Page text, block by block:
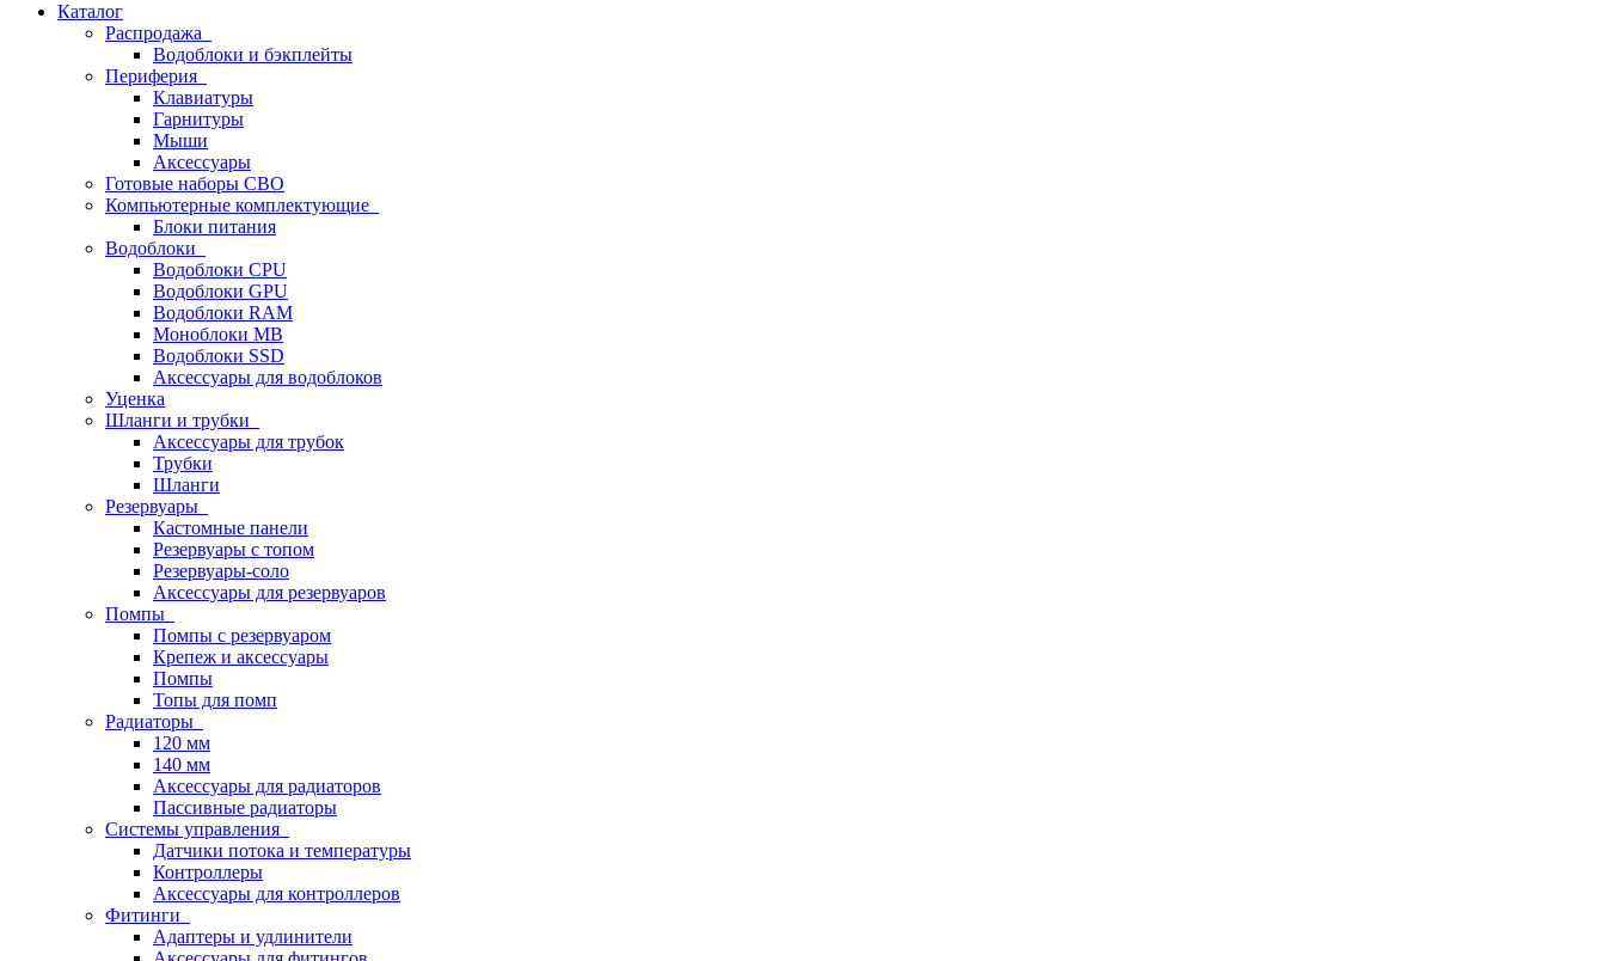
Каталог
Распродажа
Водоблоки и бэкплейты
Периферия
Клавиатуры
Гарнитуры
Мыши
Аксессуары
Готовые наборы СВО
Компьютерные комплектующие
Блоки питания
Водоблоки
Водоблоки CPU
Водоблоки GPU
Водоблоки RAM
Моноблоки MB
Водоблоки SSD
Аксессуары для водоблоков
Уценка
Шланги и трубки
Аксессуары для трубок
Трубки
Шланги
Резервуары
Кастомные панели
Резервуары с топом
Резервуары-соло
Аксессуары для резервуаров
Помпы
Помпы с резервуаром
Крепеж и аксессуары
Помпы
Топы для помп
Радиаторы
120 мм
140 мм
Аксессуары для радиаторов
Пассивные радиаторы
Системы управления
Датчики потока и температуры
Контроллеры
Аксессуары для контроллеров
Фитинги
Адаптеры и удлинители